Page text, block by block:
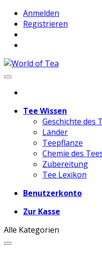
Anmelden
Registrieren
Tee Wissen
Geschichte des
Länder
Teepflanze
Chemie des
Zubereitung
Tee Lexikon
Benutzerkonto
Zur Kasse
Alle Kategorien